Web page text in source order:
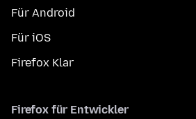
Für Android
Für iOS
Firefox Klar
Firefox für Entwickler